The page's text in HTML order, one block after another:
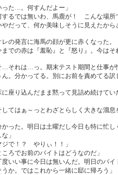
った…。何すんだよー」
するでは無いわ、馬鹿が！ こんな場所
やだって、何か美味しそうに見えたか
の発言に海馬の顔が更に赤くなった。
での赤は『羞恥』と『怒り』。今はそ
…それは…っ。期末テスト期間と仕事
ん。分かってる。別にお前を責めてる
座り込んだまま黙って見詰め続けてい
てはぁ～っとわざとらしく大きな溜息
かった。明日は土曜だし今日も特に忙
」
ジで！？ やりぃ！！」
ころでお前のバイトはどうなのだ」
度いい事に今日は無いんだ。明日のバイ
うか。ではこれから一緒に邸に帰ろう」